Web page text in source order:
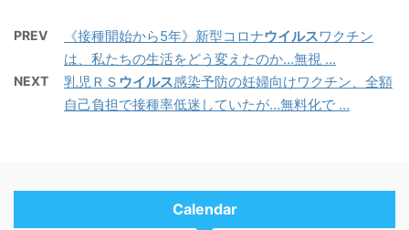
PREV 《接種開始から5年》新型コロナウイルスワクチン
は、私たちの生活をどう変えたのか…無視 ...
NEXT 乳児ＲＳ ウイルス感染予防の妊婦向けワクチン、全額
自己負担で接種率低迷していたが…無料化で ...
Calendar